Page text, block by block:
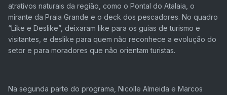
atrativos naturais da região, como o Pontal do Atalaia, o
mirante da Praia Grande e o deck dos pescadores. No quadro
“Like e Deslike”, deixaram like para os guias de turismo e
visitantes, e deslike para quem não reconhece a evolução do
setor e para moradores que não orientam turistas.
Na segunda parte do programa, Nicolle Almeida e Marcos